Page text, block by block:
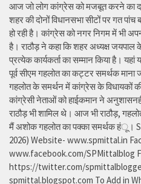
आज जो लोग कांग्रेस को मजबूत करने का
शहर की दोनों विधानसभा सीटों पर गत पांच
हो रही है। कांग्रेस को नगर निगम में भी
है। राठौड़ ने कहा कि शहर अध्यक्ष
प्रत्येक कार्यकर्ता का सम्मान किया है।
पूर्व सीएम गहलोत का कट्टर समर्थक
गहलोत के समर्थन में कांग्रेस के विधायकों
कांग्रेसी नेताओं को हाईकमान ने
राठौड़ भी शामिल थे। आज भी राठौड़,
मैं अशोक गहलोत का पक्का समर्थक हंू।
2026) Website- www.spmittal.in
www.facebook.com/SPMittalblog
https://twitter.com/
spmittal.blogspot.com To Add in